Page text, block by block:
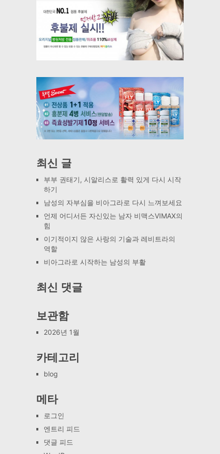
최신 글
부부 권태기, 시알리스로 활력 있게 다시 시작
하기
남성의 자부심을 비아그라로 다시 느껴보세요
언제 어디서든 자신있는 남자 비맥스VIMAX의
힘
이기적이지 않은 사랑의 기술과 레비트라의
역할
비아그라로 시작하는 남성의 부활
최신 댓글
보관함
2026년 1월
카테고리
blog
메타
로그인
엔트리 피드
댓글 피드